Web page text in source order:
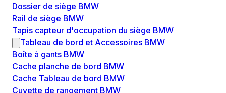
Dossier de siège BMW
Rail de siège BMW
Tapis capteur d'occupation du siège BMW
Tableau de bord et Accessoires BMW
Boîte à gants BMW
Cache planche de bord BMW
Cache Tableau de bord BMW
Cuvette de rangement BMW